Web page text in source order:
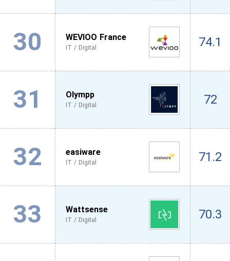
30 WEVIOO France
IT / Digital 74.1
31 Olympp
IT / Digital 72
32 easiware
IT / Digital 71.2
33 Wattsense
IT / Digital 70.3